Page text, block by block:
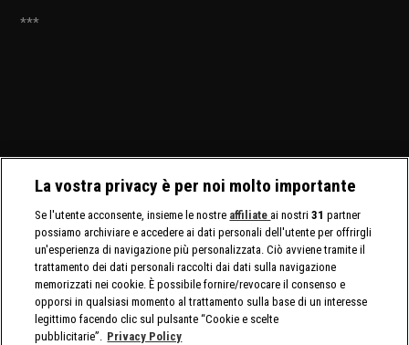
***
La vostra privacy è per noi molto importante
Se l'utente acconsente, insieme le nostre affiliate ai nostri31 partner
possiamo archiviare e accedere ai dati personali dell'utente per offrirgli
un'esperienza di navigazione più personalizzata. Ciò avviene tramite il
trattamento dei dati personali raccolti dai dati sulla navigazione
memorizzati nei cookie. È possibile fornire/revocare il consenso e
opporsi in qualsiasi momento al trattamento sulla base di un interesse
legittimo facendo clic sul pulsante “Cookie e scelte
pubblicitarie”. Privacy Policy